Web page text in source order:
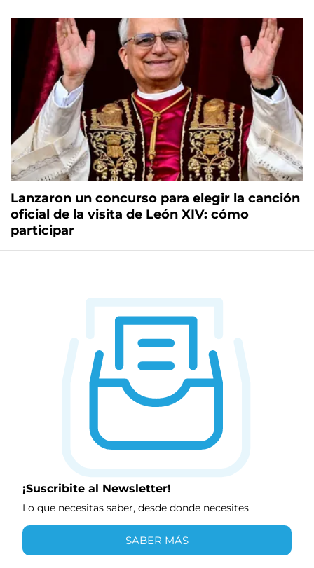
Lanzaron un concurso para elegir la canción
oficial de la visita de León XIV: cómo
participar
¡Suscribite al Newsletter!
Lo que necesitas saber, desde donde necesites
SABER MÁS